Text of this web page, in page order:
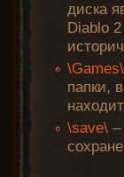
диска
Diablo
папки,
\save\ –